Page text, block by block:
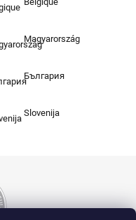
Magyarország
България
Slovenija